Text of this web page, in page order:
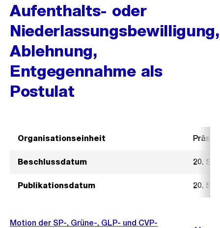
Aufenthalts- oder
Niederlassungsbewilligung,
Ablehnung,
Entgegennahme als
Postulat
Organisationseinheit
Beschlussdatum 20.
Publikationsdatum 20.
Motion der SP-, Grüne-, GLP- und CVP-